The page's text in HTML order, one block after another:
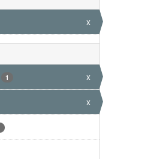
x
1 x
x